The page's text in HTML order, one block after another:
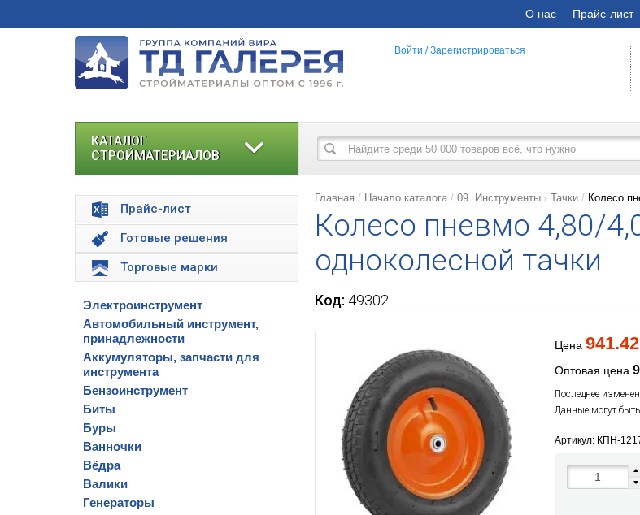
О нас Прайс-лист
Войти /Зарегистрироваться
КАТАЛОГ
СТРОЙМАТЕРИАЛОВ
Прайс-лист
Готовые решения
Торговые марки
Электроинструмент
Автомобильный инструмент,
принадлежности
Аккумуляторы, запчасти для
инструмента
Бензоинструмент
Биты
Буры
Ванночки
Вёдра
Валики
Генераторы
Главная Начало каталога 09. Инструменты Тачки Колесо
Колесо пневмо 4,80/
одноколесной тачки
Код: 49302
Цена 941.42
Оптовая цена
Последнее
Данные могут
Артикул: КПН-